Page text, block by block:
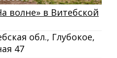
волне» в Витебской
обл., Глубокое,
47